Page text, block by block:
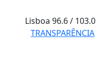
Lisboa96.6 / 103.0
TRANSPARÊNCIA